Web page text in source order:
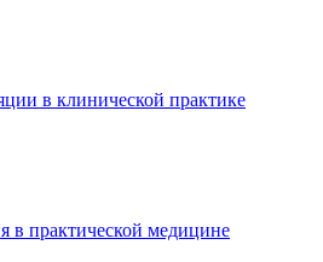
в клинической практике